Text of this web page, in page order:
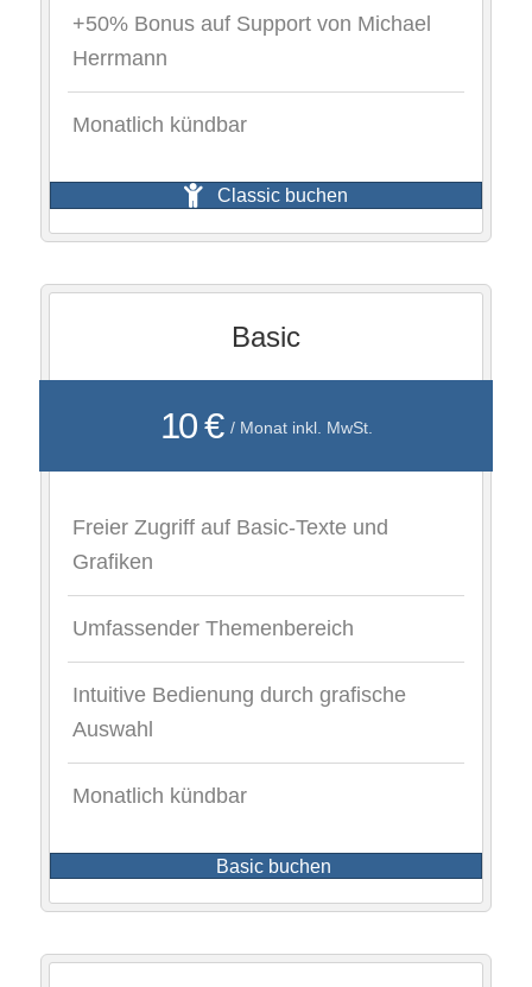
+50% Bonus auf Support von Michael
Herrmann
Monatlich kündbar
Classic buchen
Basic
10 € / Monat inkl. MwSt.
Freier Zugriff auf Basic-Texte und
Grafiken
Umfassender Themenbereich
Intuitive Bedienung durch grafische
Auswahl
Monatlich kündbar
Basic buchen